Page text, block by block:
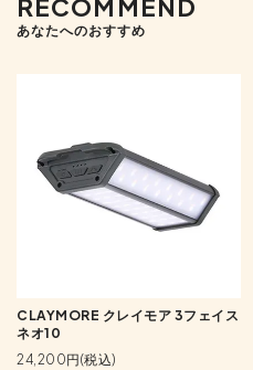
RECOMMEND
あなたへのおすすめ
CLAYMORE クレイモア 3フェイス
ネオ10
24,200円(税込)